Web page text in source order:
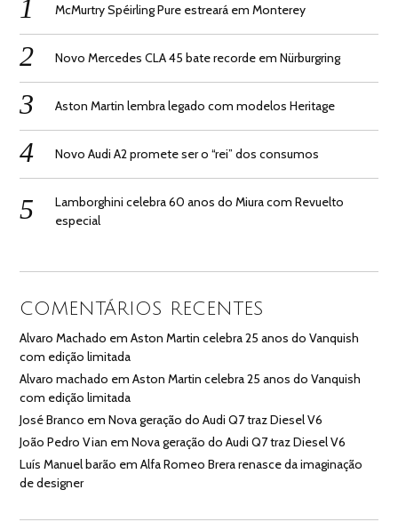
McMurtry Spéirling Pure estreará em Monterey
Novo Mercedes CLA 45 bate recorde em Nürburgring
Aston Martin lembra legado com modelos Heritage
Novo Audi A2 promete ser o “rei” dos consumos
Lamborghini celebra 60 anos do Miura com Revuelto
especial
COMENTÁRIOS RECENTES
Alvaro Machado emAston Martin celebra 25 anos do Vanquish
com edição limitada
Alvaro machado emAston Martin celebra 25 anos do Vanquish
com edição limitada
José Branco emNova geração do Audi Q7 traz Diesel V6
João Pedro Vian emNova geração do Audi Q7 traz Diesel V6
Luís Manuel barão emAlfa Romeo Brera renasce da imaginação
de designer